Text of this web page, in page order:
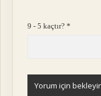
9 - 5 kaçtır?*